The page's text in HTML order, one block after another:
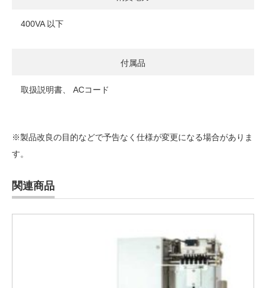
400VA 以下
付属品
取扱説明書、 ACコード
※製品改良の目的などで予告なく仕様が変更になる場合がありま
す。
関連商品